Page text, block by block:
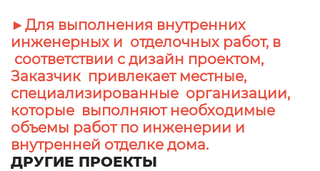
►Для выполнения внутренних
инженерных и отделочных работ, в
соответствии с дизайн проектом,
Заказчик привлекает местные,
специализированные организации,
которые выполняют необходимые
объемы работ по инженерии и
внутренней отделке дома.
ДРУГИЕ ПРОЕКТЫ